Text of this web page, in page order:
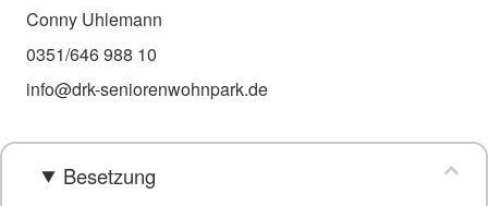
Conny Uhlemann
0351/646 988 10
info@drk-seniorenwohnpark.de
Besetzung